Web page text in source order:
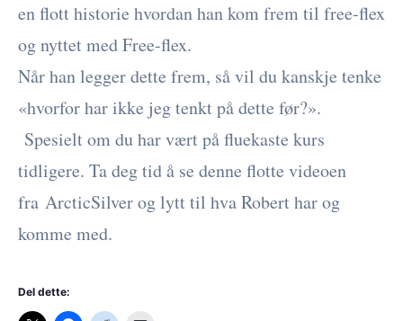
en flott historie hvordan han kom frem til free-flex
og nyttet med Free-flex.
Når han legger dette frem, så vil du kanskje tenke
«hvorfor har ikke jeg tenkt på dette før?».
Spesielt om du har vært på fluekaste kurs
tidligere. Ta deg tid å se denne flotte videoen
fra ArcticSilver og lytt til hva Robert har og
komme med.
Del dette: